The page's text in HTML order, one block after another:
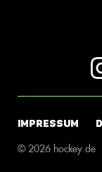
IMPRESSUM
© 2026 hockey.de